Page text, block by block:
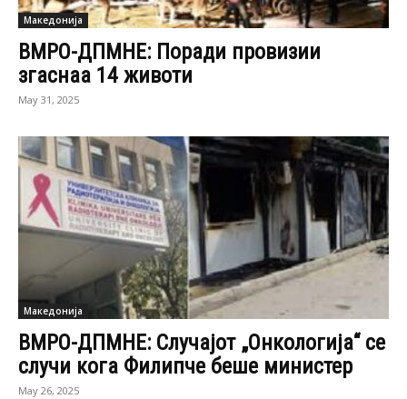
Македонија
ВМРО-ДПМНЕ: Поради провизии
згаснаа 14 животи
May 31, 2025
Македонија
ВМРО-ДПМНЕ: Случајот „Онкологија“ се
случи кога Филипче беше министер
May 26, 2025